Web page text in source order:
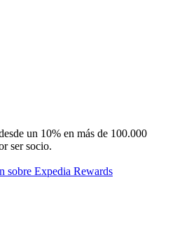
un 10% en más de 100.000
ser socio.
sobre Expedia Rewards